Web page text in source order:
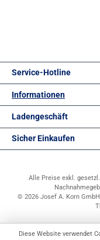
Service-Hotline
Informationen
Ladengeschäft
Sicher Einkaufen
Alle Preise exkl.
© 2026 Josef A. Korn
Diese Website verwendet